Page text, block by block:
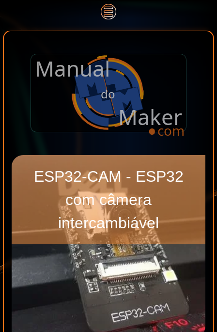
Manual
do
Maker
.com
ESP32-CAM - ESP32
com câmera
intercambiável